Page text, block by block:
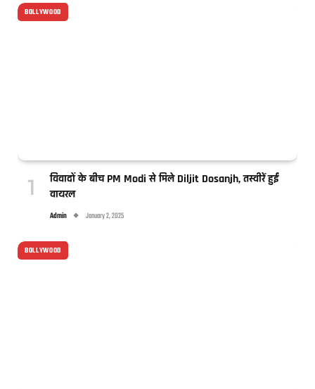
BOLLYWOOD
विवादों के बीच PM Modi से मिले Diljit Dosanjh, तस्वीरें हुईं
वायरल
Admin January 2, 2025
BOLLYWOOD